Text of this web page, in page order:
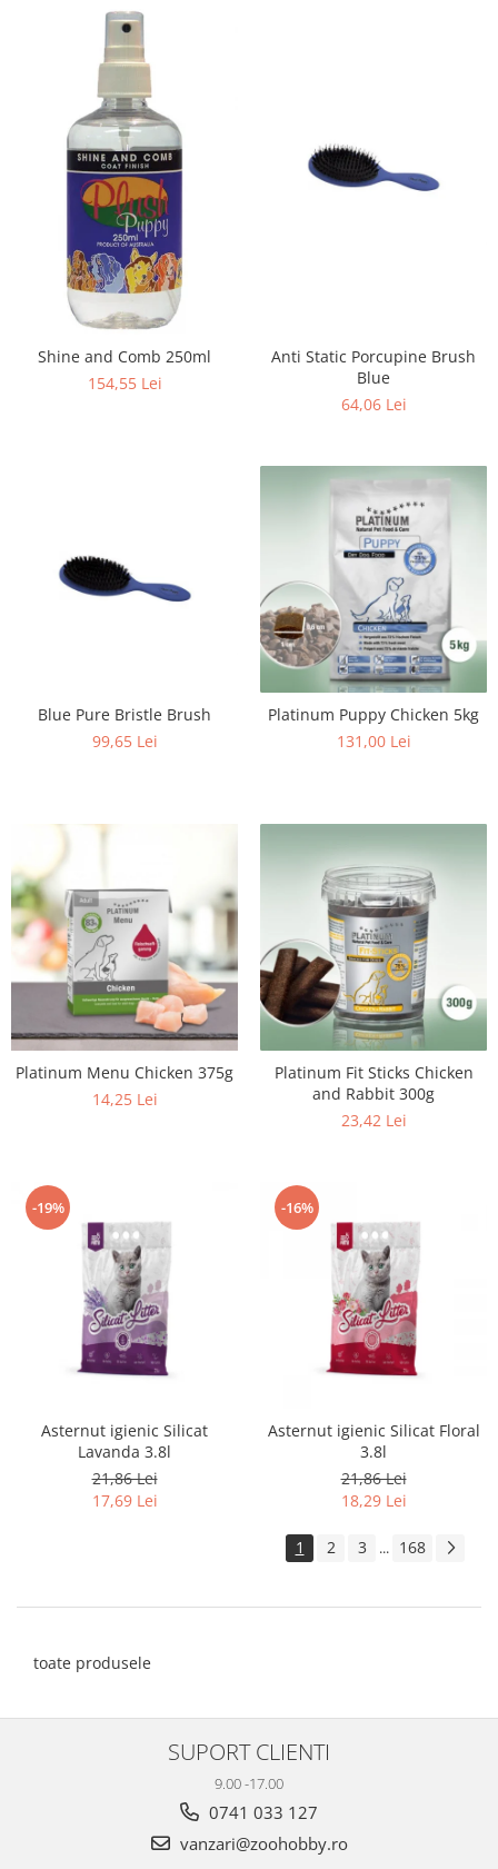
Shine and Comb 250ml
154,55 Lei
Anti Static Porcupine Brush
Blue
64,06 Lei
Blue Pure Bristle Brush
99,65 Lei
Platinum Puppy Chicken 5kg
131,00 Lei
Platinum Menu Chicken 375g
14,25 Lei
Platinum Fit Sticks Chicken
and Rabbit 300g
23,42 Lei
-19%
Asternut igienic Silicat
Lavanda 3.8l
21,86 Lei
17,69 Lei
-16%
Asternut igienic Silicat Floral
3.8l
21,86 Lei
18,29 Lei
1 2 3 ... 168
toate produsele
SUPORT CLIENTI
9.00 -17.00
0741 033 127
vanzari@zoohobby.ro